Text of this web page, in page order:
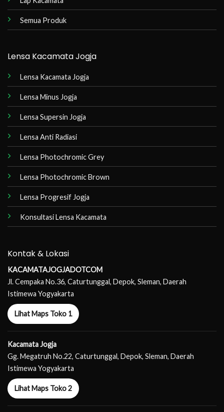
Semua Produk
Lensa Kacamata Jogja
Lensa Kacamata Jogja
Lensa Minus Jogja
Lensa Supersin Jogja
Lensa Anti Radiasi
Lensa Photochromic Grey
Lensa Photochromic Brown
Lensa Progresif Jogja
Konsultasi Lensa Kacamata
Kontak & Lokasi
KACAMATAJOGJADOTCOM
Jl. Cempaka No.36, Caturtunggal, Depok, Sleman, Daerah
Istimewa Yogyakarta
Lihat Maps Toko 1
Kacamata Jogja
Gg. Megatruh No.22, Caturtunggal, Depok, Sleman, Daerah
Istimewa Yogyakarta
Lihat Maps Toko 2